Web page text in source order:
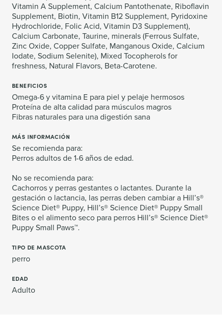
Vitamin A Supplement, Calcium Pantothenate, Riboflavin
Supplement, Biotin, Vitamin B12 Supplement, Pyridoxine
Hydrochloride, Folic Acid, Vitamin D3 Supplement),
Calcium Carbonate, Taurine, minerals (Ferrous Sulfate,
Zinc Oxide, Copper Sulfate, Manganous Oxide, Calcium
Iodate, Sodium Selenite), Mixed Tocopherols for
freshness, Natural Flavors, Beta-Carotene.
BENEFICIOS
Omega-6 y vitamina E para piel y pelaje hermosos
Proteína de alta calidad para músculos magros
Fibras naturales para una digestión sana
MÁS INFORMACIÓN
Se recomienda para:
Perros adultos de 1-6 años de edad.
No se recomienda para:
Cachorros y perras gestantes o lactantes. Durante la
gestación o lactancia, las perras deben cambiar a Hill’s®
Science Diet® Puppy, Hill’s® Science Diet® Puppy Small
Bites o el alimento seco para perros Hill’s® Science Diet®
Puppy Small Paws™.
TIPO DE MASCOTA
perro
EDAD
Adulto